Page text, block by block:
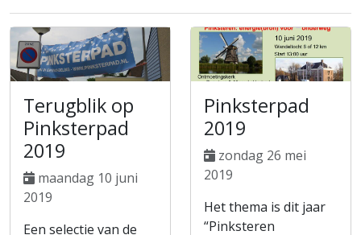
Terugblik op
Pinksterpad
2019
maandag 10 juni
2019
Een selectie van de
Pinksterpad
2019
zondag 26 mei
2019
Het thema is dit jaar
“Pinksteren